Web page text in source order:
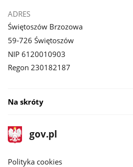
ADRES
Świętoszów Brzozowa
59-726 Świętoszów
NIP 6120010903
Regon 230182187
Na skróty
stopka
gov.pl
Strona
gov.pl
gov.pl
Polityka cookies